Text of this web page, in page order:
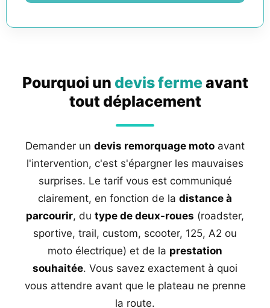
Pourquoi un devis fermeavant
tout déplacement
Demander un devis remorquage moto avant
l'intervention, c'est s'épargner les mauvaises
surprises. Le tarif vous est communiqué
clairement, en fonction de la distance à
parcourir, du type de deux-roues (roadster,
sportive, trail, custom, scooter, 125, A2 ou
moto électrique) et de la prestation
souhaitée. Vous savez exactement à quoi
vous attendre avant que le plateau ne prenne
la route.